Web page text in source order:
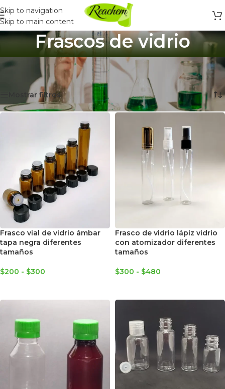
Skip to navigation
Skip to main content
Frascos de vidrio
Inicio Envases Botellas y Frascos/Frascos de vidrio
Mostrando 1–12 de 48 resultados
Mostrar filtros
Frasco vial de vidrio ámbar
tapa negra diferentes
tamaños
$200 - $300
Frasco de vidrio lápiz vidrio
con atomizador diferentes
tamaños
$300 - $480